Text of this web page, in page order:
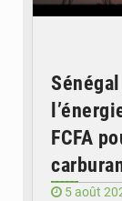
FCFA
5 août